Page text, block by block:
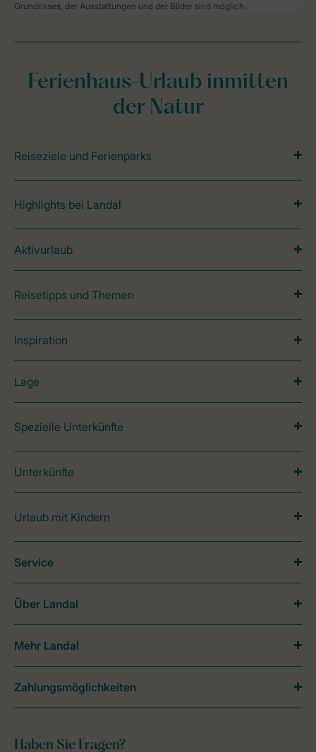
Grundrisses, der Ausstattungen und der Bilder sind möglich.
Ferienhaus-Urlaub inmitten
der Natur
Reiseziele und Ferienparks
Highlights bei Landal
Aktivurlaub
Reisetipps und Themen
Inspiration
Lage
Spezielle Unterkünfte
Unterkünfte
Urlaub mit Kindern
Haben Sie Fragen?
Service
Über Landal
Mehr Landal
Zahlungsmöglichkeiten